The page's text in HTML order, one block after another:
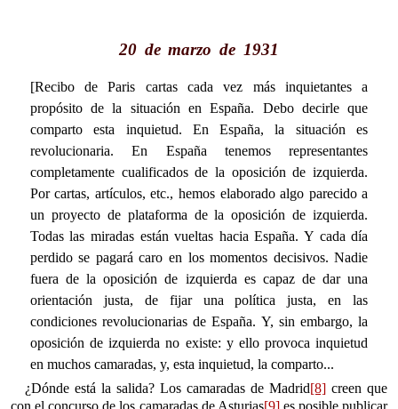
20 de marzo de 1931
[Recibo de Paris cartas cada vez más inquietantes a
propósito de la situación en España. Debo decirle que
comparto esta inquietud. En España, la situación es
revolucionaria. En España tenemos representantes
completamente cualificados de la oposición de izquierda.
Por cartas, artículos, etc., hemos elaborado algo parecido a
un proyecto de plataforma de la oposición de izquierda.
Todas las miradas están vueltas hacia España. Y cada día
perdido se pagará caro en los momentos decisivos. Nadie
fuera de la oposición de izquierda es capaz de dar una
orientación justa, de fijar una política justa, en las
condiciones revolucionarias de España. Y, sin embargo, la
oposición de izquierda no existe: y ello provoca inquietud
en muchos camaradas, y, esta inquietud, la comparto...
¿Dónde está la salida? Los camaradas de Madrid[8]creen que
con el concurso de los camaradas de Asturias[9]es posible publicar